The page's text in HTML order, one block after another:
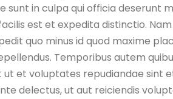
sunt in culpa qui officia deserunt
est et expedita distinctio.
quo minus id quod maxime
Temporibus autem
ut et voluptates repudiandae sint
delectus, ut aut reiciendis